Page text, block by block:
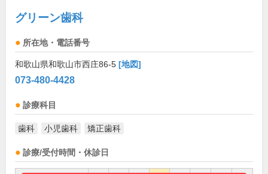
グリーン歯科
所在地・電話番号
和歌山県和歌山市西庄86-5 [地図]
073-480-4428
診療科目
歯科 小児歯科 矯正歯科
診療/受付時間・休診日